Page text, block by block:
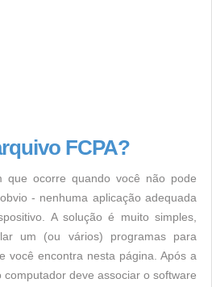
FCPA?
que ocorre quando você não pode
- nenhuma aplicação adequada
A solução é muito simples,
um (ou vários) programas para
você encontra nesta página. Após a
deve associar o software